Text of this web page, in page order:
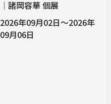
｜諸岡容華 個展
2026年09月02日～2026年
09月06日